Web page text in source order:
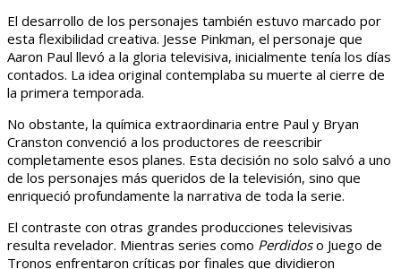
El desarrollo de los personajes también estuvo marcado por
esta flexibilidad creativa. Jesse Pinkman, el personaje que
Aaron Paul llevó a la gloria televisiva, inicialmente tenía los días
contados. La idea original contemplaba su muerte al cierre de
la primera temporada.
No obstante, la química extraordinaria entre Paul y Bryan
Cranston convenció a los productores de reescribir
completamente esos planes. Esta decisión no solo salvó a uno
de los personajes más queridos de la televisión, sino que
enriqueció profundamente la narrativa de toda la serie.
El contraste con otras grandes producciones televisivas
resulta revelador. Mientras series como Perdidoso Juego de
Tronos enfrentaron críticas por finales que dividieron